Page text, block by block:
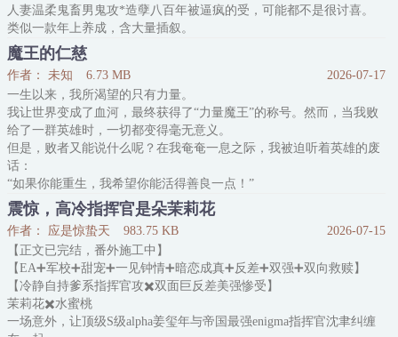
人妻温柔鬼畜男鬼攻*造孽八百年被逼疯的受，可能都不是很讨喜。
类似一款年上养成，含大量插叙。
基本上约等于全文存稿，但更新频率1-3日一更，因为网络不是很稳
定……（。
—————
————————————
在亲手杀死倪岸的第七天。
他们合种了十年的文竹，生长出新的枝桠。结
魔王的仁慈
作者： 未知 6.73 MB
2026-07-17
一生以来，我所渴望的只有力量。
我让世界变成了血河，最终获得了“力量魔王”的称号。然而，当我败
给了一群英雄时，一切都变得毫无意义。
但是，败者又能说什么呢？在我奄奄一息之际，我被迫听着英雄的废
话：
“如果你能重生，我希望你能活得善良一点！”
但，嗯？当我再次睁开眼睛时，我回到了过去。
“我该做什么才能活得善良？”
这是一位曾经的魔王，决心过上‘善良’生活的故事。
震惊，高冷指挥官是朵茉莉花
作者： 应是惊蛰天 983.75 KB
2026-07-15
【正文已完结，番外施工中】
【EA➕军校➕甜宠➕一见钟情➕暗恋成真➕反差➕双强➕双向救赎】
【冷静自持爹系指挥官攻✖️双面巨反差美强惨受】
茉莉花✖️水蜜桃
一场意外，让顶级S级alpha姜玺年与帝国最强enigma指挥官沈聿纠缠